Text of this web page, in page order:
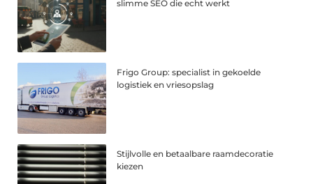
slimme SEO die echt werkt
Frigo Group: specialist in gekoelde
logistiek en vriesopslag
Stijlvolle en betaalbare raamdecoratie
kiezen